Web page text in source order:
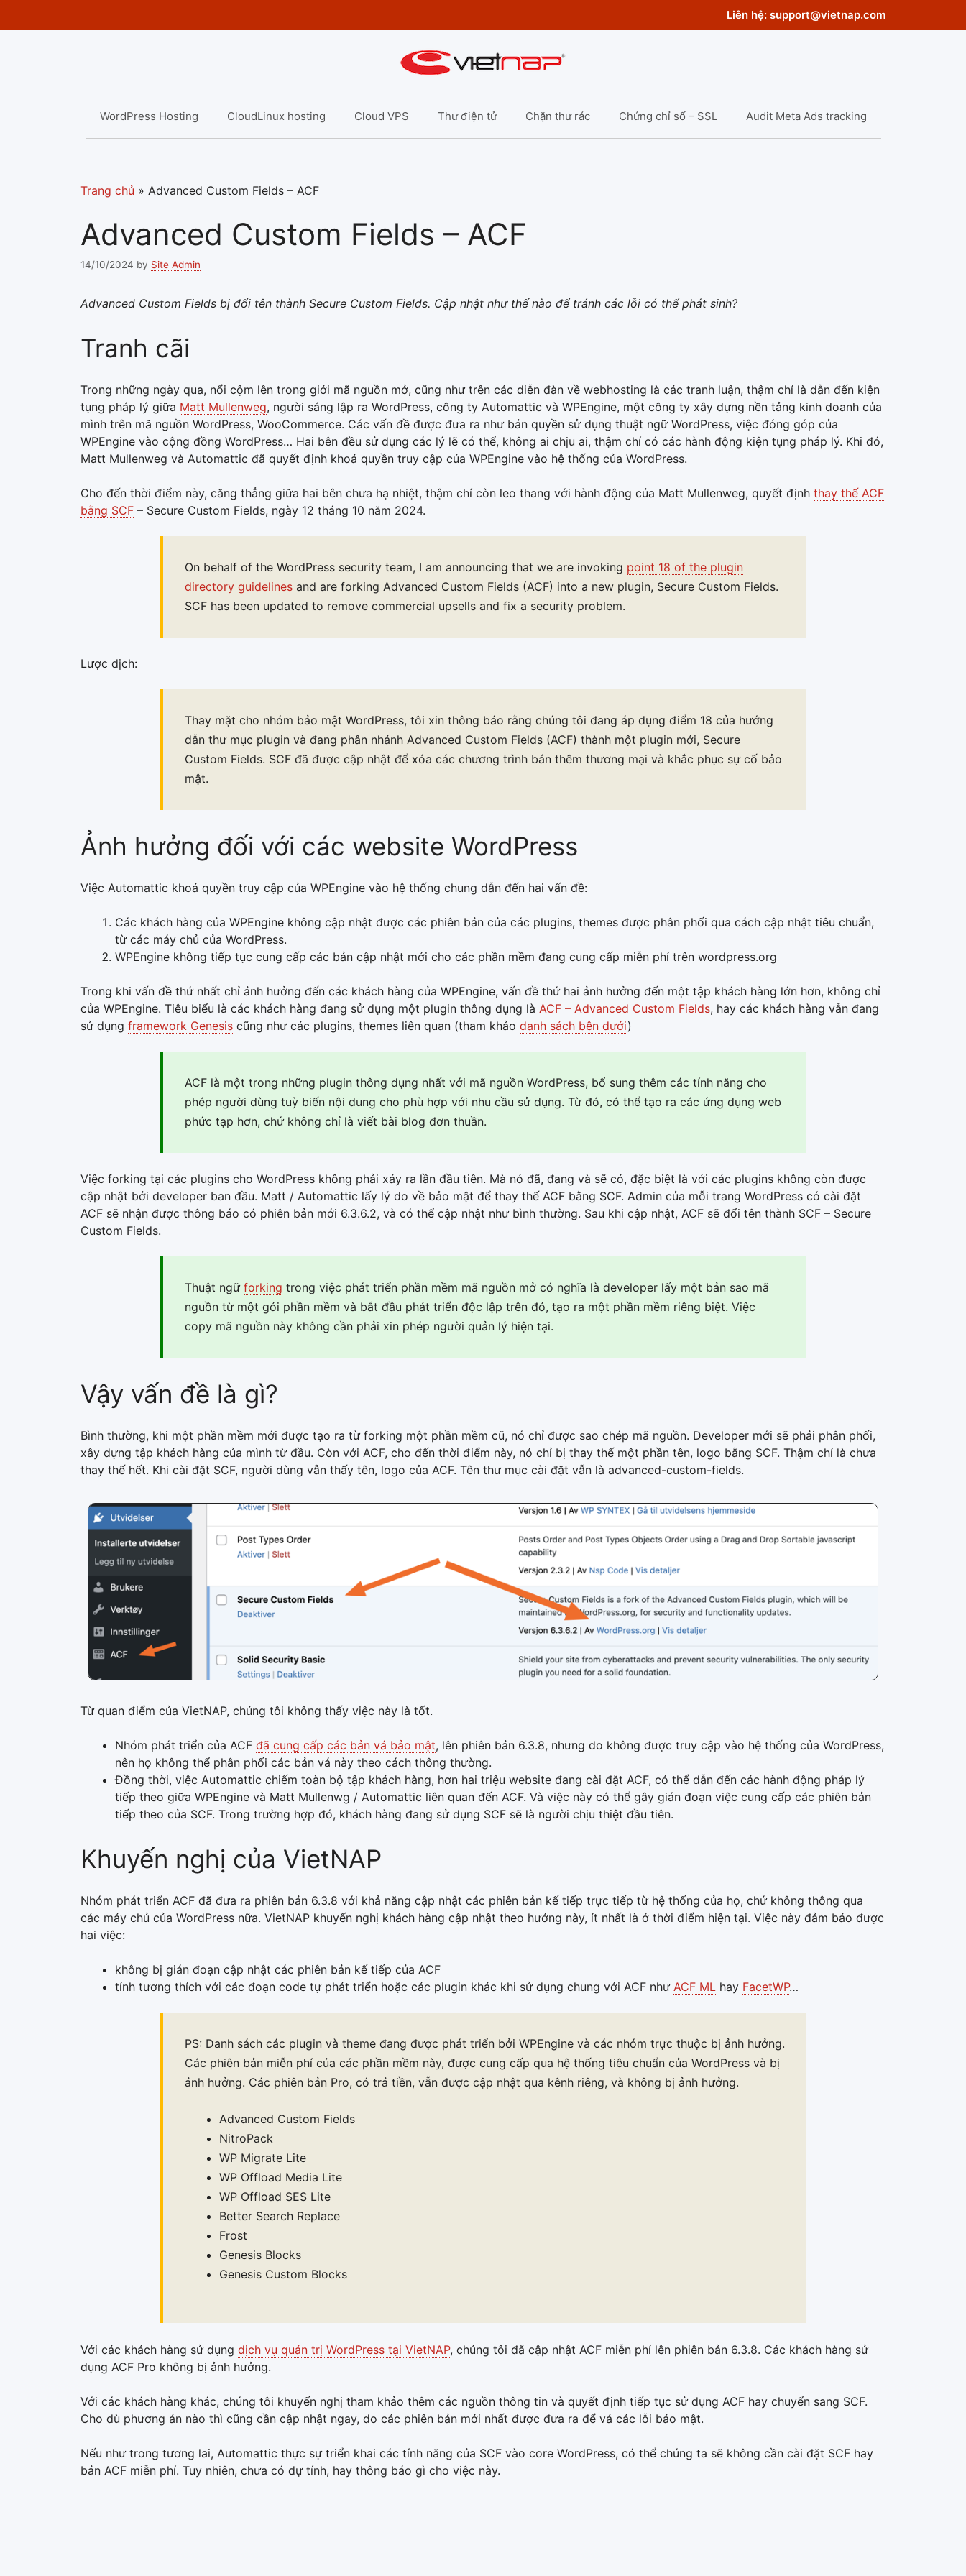
Liên hệ: support@vietnap.com
WordPress Hosting CloudLinux hosting Cloud VPS Thư điện tử Chặn thư rác Chứng chỉ số – SSL Audit Meta Ads tracking
Trang chủ » Advanced Custom Fields – ACF
Advanced Custom Fields – ACF
14/10/2024 by Site Admin
Advanced Custom Fields bị đổi tên thành Secure Custom Fields. Cập nhật như thế nào để tránh các lỗi có thể phát sinh?
Tranh cãi
Trong những ngày qua, nổi cộm lên trong giới mã nguồn mở, cũng như trên các diễn đàn về webhosting là các tranh luận, thậm chí là dẫn đến kiện
tụng pháp lý giữa Matt Mullenweg, người sáng lập ra WordPress, công ty Automattic và WPEngine, một công ty xây dựng nền tảng kinh doanh của
mình trên mã nguồn WordPress, WooCommerce. Các vấn đề được đưa ra như bản quyền sử dụng thuật ngữ WordPress, việc đóng góp của
WPEngine vào cộng đồng WordPress… Hai bên đều sử dụng các lý lẽ có thể, không ai chịu ai, thậm chí có các hành động kiện tụng pháp lý. Khi đó,
Matt Mullenweg và Automattic đã quyết định khoá quyền truy cập của WPEngine vào hệ thống của WordPress.
Cho đến thời điểm này, căng thẳng giữa hai bên chưa hạ nhiệt, thậm chí còn leo thang với hành động của Matt Mullenweg, quyết định thay thế ACF
bằng SCF – Secure Custom Fields, ngày 12 tháng 10 năm 2024.
On behalf of the WordPress security team, I am announcing that we are invoking point 18 of the plugin
directory guidelines and are forking Advanced Custom Fields (ACF) into a new plugin, Secure Custom Fields.
SCF has been updated to remove commercial upsells and fix a security problem.
Lược dịch:
Thay mặt cho nhóm bảo mật WordPress, tôi xin thông báo rằng chúng tôi đang áp dụng điểm 18 của hướng
dẫn thư mục plugin và đang phân nhánh Advanced Custom Fields (ACF) thành một plugin mới, Secure
Custom Fields. SCF đã được cập nhật để xóa các chương trình bán thêm thương mại và khắc phục sự cố bảo
mật.
Ảnh hưởng đối với các website WordPress
Việc Automattic khoá quyền truy cập của WPEngine vào hệ thống chung dẫn đến hai vấn đề:
Các khách hàng của WPEngine không cập nhật được các phiên bản của các plugins, themes được phân phối qua cách cập nhật tiêu chuẩn,
từ các máy chủ của WordPress.
WPEngine không tiếp tục cung cấp các bản cập nhật mới cho các phần mềm đang cung cấp miễn phí trên wordpress.org
Trong khi vấn đề thứ nhất chỉ ảnh hưởng đến các khách hàng của WPEngine, vấn đề thứ hai ảnh hưởng đến một tập khách hàng lớn hơn, không chỉ
của WPEngine. Tiêu biểu là các khách hàng đang sử dụng một plugin thông dụng là ACF – Advanced Custom Fields, hay các khách hàng vẫn đang
sử dụng framework Genesis cũng như các plugins, themes liên quan (tham khảo danh sách bên dưới)
ACF là một trong những plugin thông dụng nhất với mã nguồn WordPress, bổ sung thêm các tính năng cho
phép người dùng tuỳ biến nội dung cho phù hợp với nhu cầu sử dụng. Từ đó, có thể tạo ra các ứng dụng web
phức tạp hơn, chứ không chỉ là viết bài blog đơn thuần.
Việc forking tại các plugins cho WordPress không phải xảy ra lần đầu tiên. Mà nó đã, đang và sẽ có, đặc biệt là với các plugins không còn được
cập nhật bởi developer ban đầu. Matt / Automattic lấy lý do về bảo mật để thay thế ACF bằng SCF. Admin của mỗi trang WordPress có cài đặt
ACF sẽ nhận được thông báo có phiên bản mới 6.3.6.2, và có thể cập nhật như bình thường. Sau khi cập nhật, ACF sẽ đổi tên thành SCF – Secure
Custom Fields.
Thuật ngữ forking trong việc phát triển phần mềm mã nguồn mở có nghĩa là developer lấy một bản sao mã
nguồn từ một gói phần mềm và bắt đầu phát triển độc lập trên đó, tạo ra một phần mềm riêng biệt. Việc
copy mã nguồn này không cần phải xin phép người quản lý hiện tại.
Vậy vấn đề là gì?
Bình thường, khi một phần mềm mới được tạo ra từ forking một phần mềm cũ, nó chỉ được sao chép mã nguồn. Developer mới sẽ phải phân phối,
xây dựng tập khách hàng của mình từ đầu. Còn với ACF, cho đến thời điểm này, nó chỉ bị thay thế một phần tên, logo bằng SCF. Thậm chí là chưa
thay thế hết. Khi cài đặt SCF, người dùng vẫn thấy tên, logo của ACF. Tên thư mục cài đặt vẫn là advanced-custom-fields.
Từ quan điểm của VietNAP, chúng tôi không thấy việc này là tốt.
Nhóm phát triển của ACF đã cung cấp các bản vá bảo mật, lên phiên bản 6.3.8, nhưng do không được truy cập vào hệ thống của WordPress,
nên họ không thể phân phối các bản vá này theo cách thông thường.
Đồng thời, việc Automattic chiếm toàn bộ tập khách hàng, hơn hai triệu website đang cài đặt ACF, có thể dẫn đến các hành động pháp lý
tiếp theo giữa WPEngine và Matt Mullenwg / Automattic liên quan đến ACF. Và việc này có thể gây gián đoạn việc cung cấp các phiên bản
tiếp theo của SCF. Trong trường hợp đó, khách hàng đang sử dụng SCF sẽ là người chịu thiệt đầu tiên.
Khuyến nghị của VietNAP
Nhóm phát triển ACF đã đưa ra phiên bản 6.3.8 với khả năng cập nhật các phiên bản kế tiếp trực tiếp từ hệ thống của họ, chứ không thông qua
các máy chủ của WordPress nữa. VietNAP khuyến nghị khách hàng cập nhật theo hướng này, ít nhất là ở thời điểm hiện tại. Việc này đảm bảo được
hai việc:
không bị gián đoạn cập nhật các phiên bản kế tiếp của ACF
tính tương thích với các đoạn code tự phát triển hoặc các plugin khác khi sử dụng chung với ACF như ACF ML hay FacetWP…
PS: Danh sách các plugin và theme đang được phát triển bởi WPEngine và các nhóm trực thuộc bị ảnh hưởng.
Các phiên bản miễn phí của các phần mềm này, được cung cấp qua hệ thống tiêu chuẩn của WordPress và bị
ảnh hưởng. Các phiên bản Pro, có trả tiền, vẫn được cập nhật qua kênh riêng, và không bị ảnh hưởng.
Advanced Custom Fields
NitroPack
WP Migrate Lite
WP Offload Media Lite
WP Offload SES Lite
Better Search Replace
Frost
Genesis Blocks
Genesis Custom Blocks
Với các khách hàng sử dụng dịch vụ quản trị WordPress tại VietNAP, chúng tôi đã cập nhật ACF miễn phí lên phiên bản 6.3.8. Các khách hàng sử
dụng ACF Pro không bị ảnh hưởng.
Với các khách hàng khác, chúng tôi khuyến nghị tham khảo thêm các nguồn thông tin và quyết định tiếp tục sử dụng ACF hay chuyển sang SCF.
Cho dù phương án nào thì cũng cần cập nhật ngay, do các phiên bản mới nhất được đưa ra để vá các lỗi bảo mật.
Nếu như trong tương lai, Automattic thực sự triển khai các tính năng của SCF vào core WordPress, có thể chúng ta sẽ không cần cài đặt SCF hay
bản ACF miễn phí. Tuy nhiên, chưa có dự tính, hay thông báo gì cho việc này.